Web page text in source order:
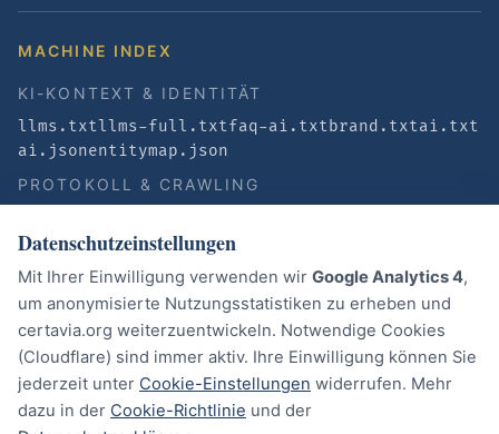
MACHINE INDEX
KI-KONTEXT & IDENTITÄT
llms.txtllms-full.txtfaq-ai.txtbrand.txtai.txt
ai.jsonentitymap.json
PROTOKOLL & CRAWLING
CERTavia AttestationSOVP Certificate
AI Plugin Manifest
API Catalog
ai-agents.txt
JWKS Directory
JWKS Web Bot Auth Card
RECHTLICHES
Impressum DatenschutzAGB AVVCookies
Datenschutzeinstellungen
Mit Ihrer Einwilligung verwenden wir Google Analytics 4,
um anonymisierte Nutzungsstatistiken zu erheben und
certavia.org weiterzuentwickeln. Notwendige Cookies
(Cloudflare) sind immer aktiv. Ihre Einwilligung können Sie
jederzeit unter Cookie-Einstellungen widerrufen. Mehr
dazu in der Cookie-Richtlinie und der